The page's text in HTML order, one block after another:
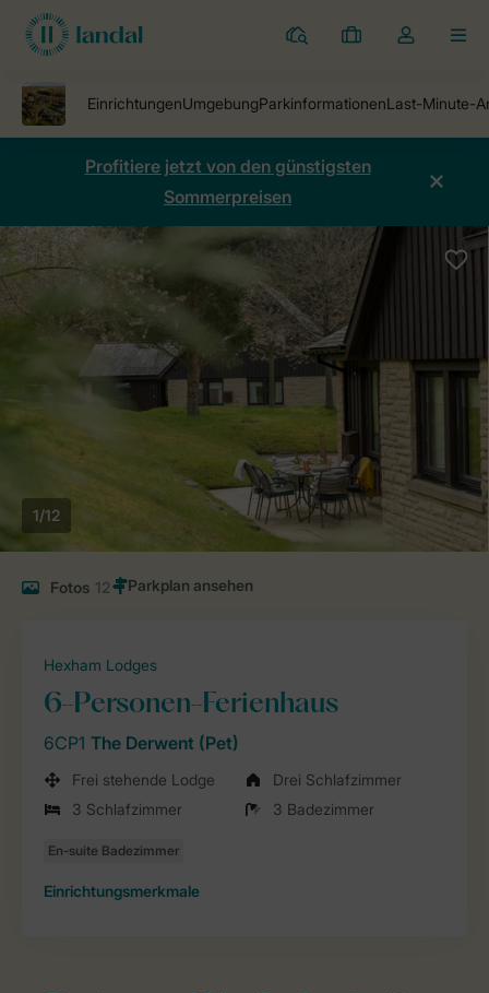
Ferienparks
Meine
Dropdown-
öffnen
Profitiere jetzt von den günstigsten
Sommerpreisen
1/12
Fotos 12
Hexham Lodges
6-Personen-Ferienhaus
6CP1 The Derwent (Pet)
Frei stehende Lodge
Drei Schlafzimmer
3 Schlafzimmer
3 Badezimmer
Einrichtungsmerkmale